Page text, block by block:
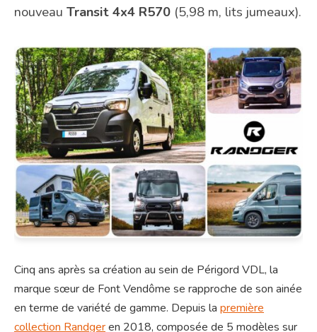
nouveau Transit 4x4 R570 (5,98 m, lits jumeaux).
Cinq ans après sa création au sein de Périgord VDL, la
marque sœur de Font Vendôme se rapproche de son ainée
en terme de variété de gamme. Depuis la première
collection Randgeren 2018, composée de 5 modèles sur